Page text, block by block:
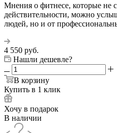
Мнения о фитнесе, которые не
действительности, можно
людей, но и от
4 550 руб.
Нашли дешевле?
В корзину
Купить в 1 клик
Хочу в подарок
В наличии